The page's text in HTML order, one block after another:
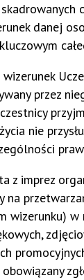
danej
wizerunek
przez
nie
z imprez
na
wizerunku) w